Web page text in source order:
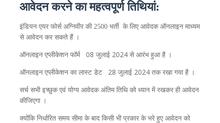
आवेदन करने का महत्वपूर्ण तिथियां:
इंडियन एयर फोर्स अग्निवीर की 2500 भर्ती के लिए आवेदक ऑनलाइन माध्यम
से आवेदन कर सकते हैं ।
ऑनलाइन एप्लीकेशन फॉर्म 08 जुलाई 2024 से आरंभ हुआ है ।
ऑनलाइन एप्लीकेशन का लास्ट डेट 28 जुलाई 2024 तक रखा गया है ।
सर्च सभी इच्छुक एवं योग्य आवेदक अंतिम तिथि को ध्यान में रखकर ही आवेदन
कीजिएगा ।
क्योंकि निर्धारित समय सीमा के बाद किसी भी प्रकार के भरे हुए आवेदन को